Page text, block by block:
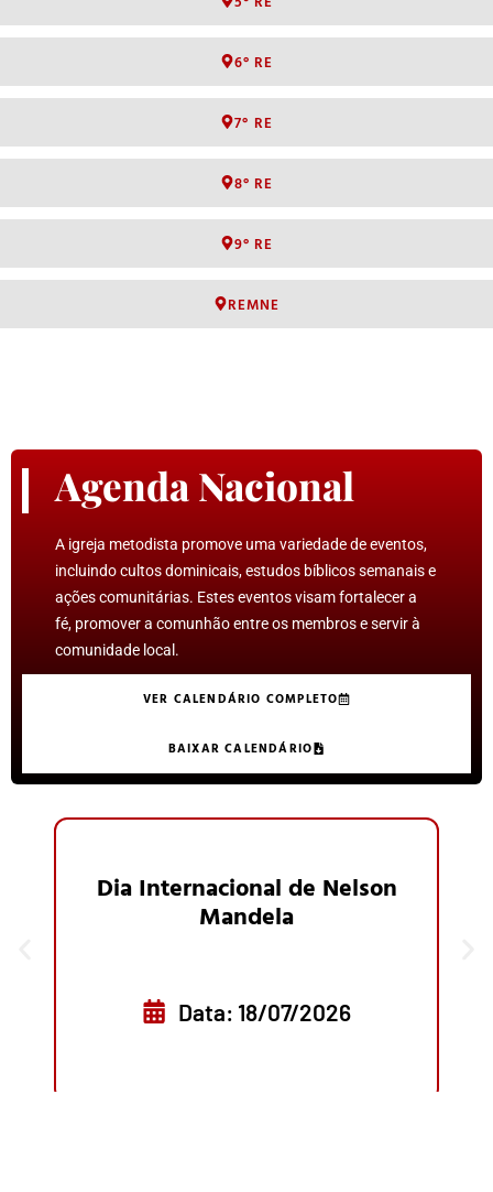
6° RE
7° RE
8° RE
9° RE
REMNE
Agenda Nacional
A igreja metodista promove uma variedade de eventos,
incluindo cultos dominicais, estudos bíblicos semanais e
ações comunitárias. Estes eventos visam fortalecer a
fé, promover a comunhão entre os membros e servir à
comunidade local.
VER CALENDÁRIO COMPLETO
BAIXAR CALENDÁRIO
Dia Internacional de Nelson
Mandela
Data: 18/07/2026